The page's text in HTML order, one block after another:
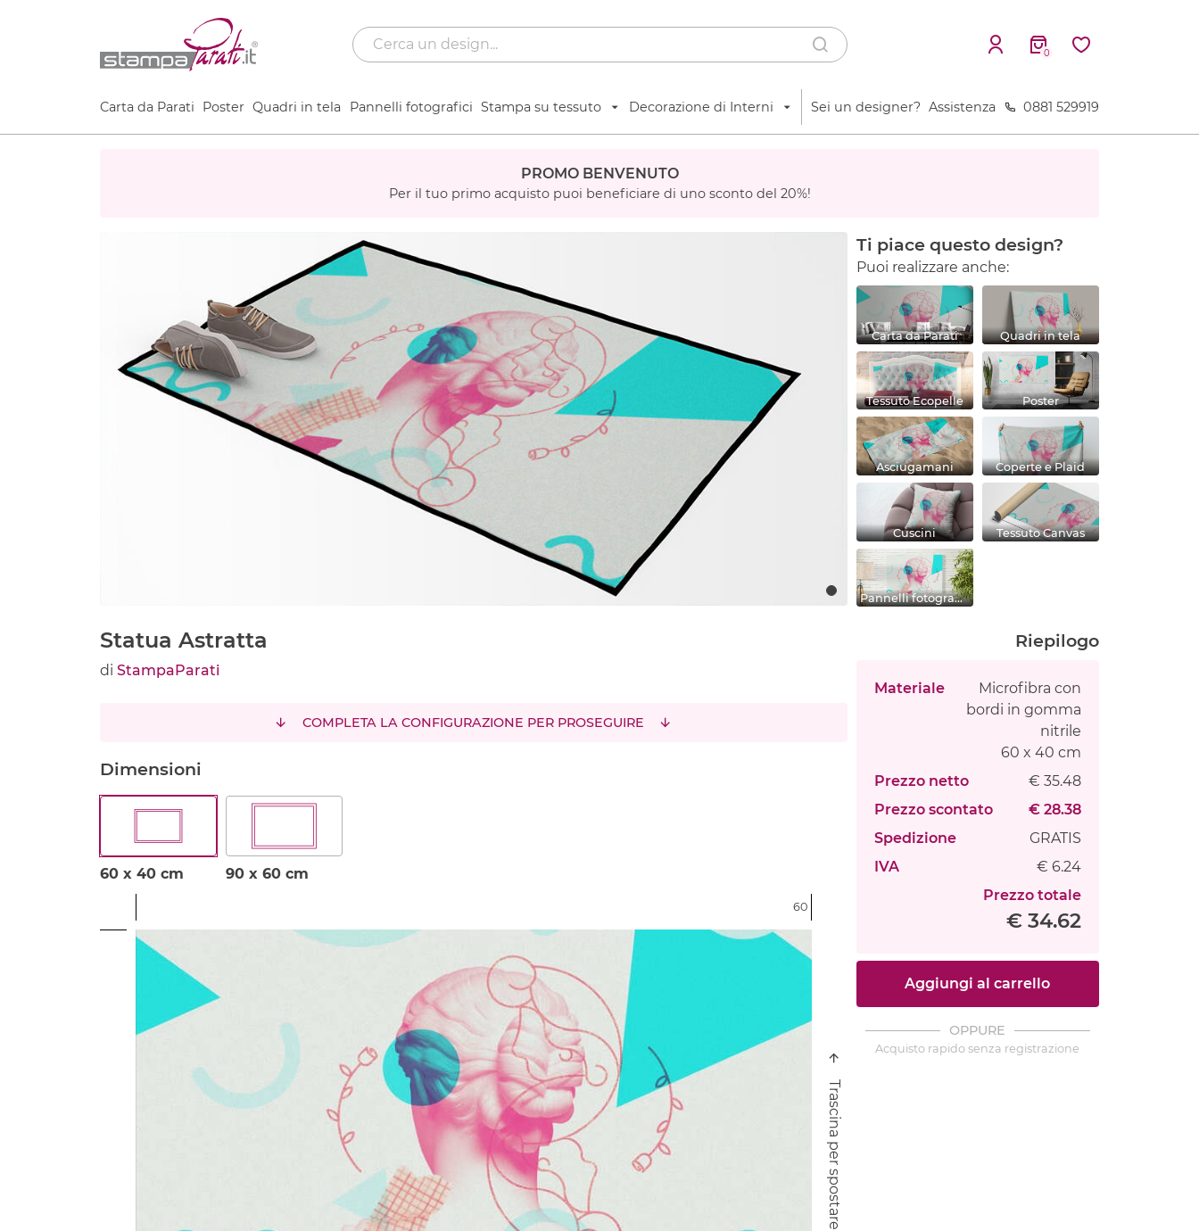
0
Carta da Parati Poster Quadri in tela Pannelli fotografici Stampa su tessuto Decorazione di Interni Sei un designer? Assistenza 0881 529919
PROMO BENVENUTO
Per il tuo primo acquisto puoi beneficiare di uno sconto del 20%!
Ti piace questo design?
Puoi realizzare anche:
Carta da Parati Quadri in tela
Tessuto Ecopelle Poster
Asciugamani Coperte e Plaid
Cuscini Tessuto Canvas
Pannelli fotografici
Statua Astratta
di StampaParati
COMPLETA LA CONFIGURAZIONE PER PROSEGUIRE
Dimensioni
60 x 40 cm 90 x 60 cm
60
Trascina per spostare
Riepilogo
Materiale
Microfibra con
bordi in gomma
nitrile
60 x 40 cm
Prezzo netto
€ 35.48
Prezzo scontato
€ 28.38
Spedizione
GRATIS
IVA
€ 6.24
Prezzo totale
€ 34.62
Aggiungi al carrello
OPPURE
Acquisto rapido senza registrazione